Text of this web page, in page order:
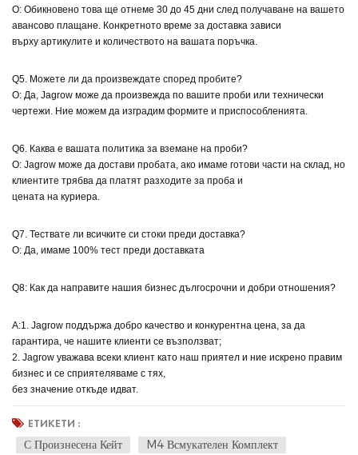
О: Обикновено това ще отнеме 30 до 45 дни след получаване на вашето
авансово плащане. Конкретното време за доставка зависи
върху артикулите и количеството на вашата поръчка.
Q5. Можете ли да произвеждате според пробите?
О: Да, Jagrow може да произвежда по вашите проби или технически
чертежи. Ние можем да изградим формите и приспособленията.
Q6. Каква е вашата политика за вземане на проби?
О: Jagrow може да достави пробата, ако имаме готови части на склад, но
клиентите трябва да платят разходите за проба и
цената на куриера.
Q7. Тествате ли всичките си стоки преди доставка?
О: Да, имаме 100% тест преди доставката
Q8: Как да направите нашия бизнес дългосрочни и добри отношения?
A:1. Jagrow поддържа добро качество и конкурентна цена, за да
гарантира, че нашите клиенти се възползват;
2. Jagrow уважава всеки клиент като наш приятел и ние искрено правим
бизнес и се сприятеляваме с тях,
без значение откъде идват.
ЕТИКЕТИ :
С Произнесена Кейт
M4 Всмукателен Комплект